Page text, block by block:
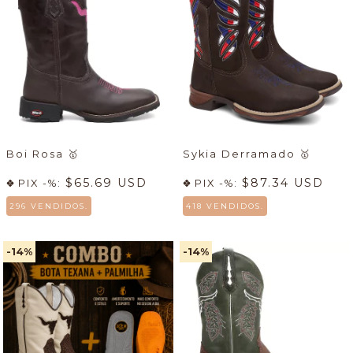
Boi Rosa 🥇
PIX -%: $65.69 USD
296 VENDIDOS.
Sykia Derramado 🥇
PIX -%: $87.34 USD
418 VENDIDOS.
-14% -14%